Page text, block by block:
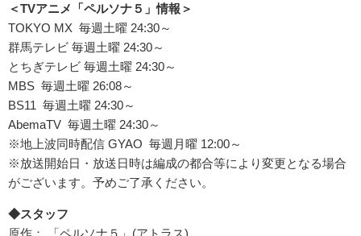
＜TVアニメ「ペルソナ５」情報＞
TOKYO MX 毎週土曜 24:30～
群馬テレビ 毎週土曜 24:30～
とちぎテレビ 毎週土曜 24:30～
MBS 毎週土曜 26:08～
BS11 毎週土曜 24:30～
AbemaTV 毎週土曜 24:30～
※地上波同時配信 GYAO 毎週月曜 12:00～
※放送開始日・放送日時は編成の都合等により変更となる場合
がございます。予めご了承ください。
◆スタッフ
原作： 「ペルソナ５」(アトラス)